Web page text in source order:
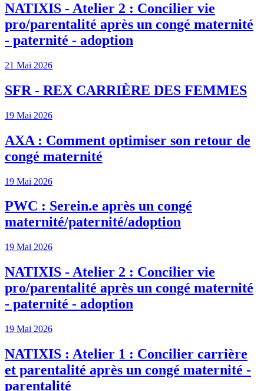
NATIXIS - Atelier 2 : Concilier vie
pro/parentalité après un congé maternité
- paternité - adoption
21 Mai 2026
SFR - REX CARRIÈRE DES FEMMES
19 Mai 2026
AXA : Comment optimiser son retour de
congé maternité
19 Mai 2026
PWC : Serein.e après un congé
maternité/paternité/adoption
19 Mai 2026
NATIXIS - Atelier 2 : Concilier vie
pro/parentalité après un congé maternité
- paternité - adoption
19 Mai 2026
NATIXIS : Atelier 1 : Concilier carrière
et parentalité après un congé maternité -
parentalité